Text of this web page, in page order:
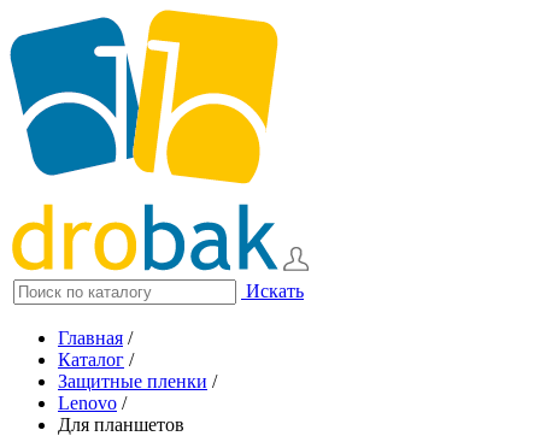
Искать
Главная /
Каталог /
Защитные пленки /
Lenovo /
Для планшетов